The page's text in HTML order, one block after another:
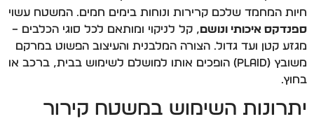
חיות המחמד שלכם קרירות ונוחות בימים חמים. המשטח עשוי
ספנדקס איכותי ונושם, קל לניקוי ומותאם לכל סוגי הכלבים –
מגזע קטן ועד גדול. הצורה המלבנית והעיצוב הפשוט במרקם
משובץ (Plaid) הופכים אותו למושלם לשימוש בבית, ברכב או
בחוץ.
יתרונות השימוש במשטח קירור